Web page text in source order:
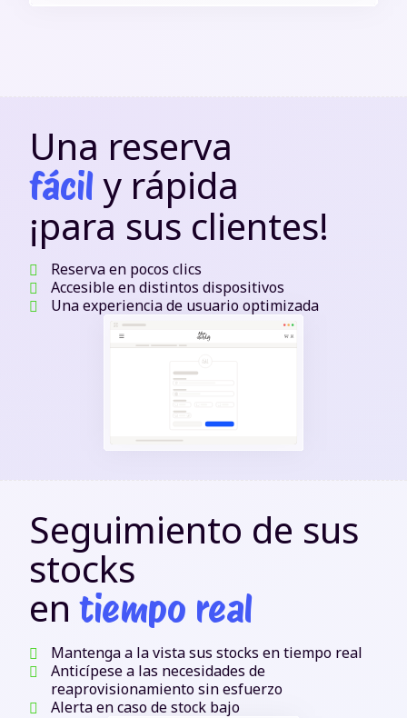
Una reserva
fácil y rápida
¡para sus clientes!
Reserva en pocos clics
Accesible en distintos dispositivos
Una experiencia de usuario optimizada
Seguimiento de sus
stocks
entiempo real
Mantenga a la vista sus stocks en tiempo real
Anticípese a las necesidades de
reaprovisionamiento sin esfuerzo
Alerta en caso de stock bajo